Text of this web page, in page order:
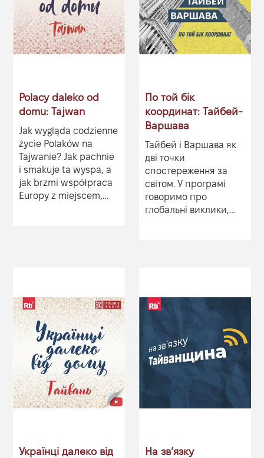
Polacy daleko od
domu: Tajwan
Jak wygląda codzienne
życie Polaków na
Tajwanie? Jak pachnie
i smakuje ta wyspa, a
jak brzmi współpraca
Europy z miejscem,
przyglądamy się
Tajwanowi z bliska –
nie tylko przez pry...
По той бік
координат: Тайбей-
Варшава
Тайбей і Варшава як
дві точки
спостереження за
світом. У програмі
говоримо про
глобальні виклики,
Українці далеко від
На звʼязку